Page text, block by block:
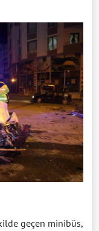
geçen minibüs,